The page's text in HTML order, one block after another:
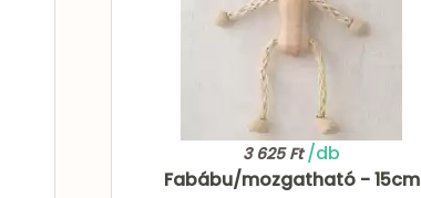
3 625 Ft/db
Fabábu/mozgatható - 15cm